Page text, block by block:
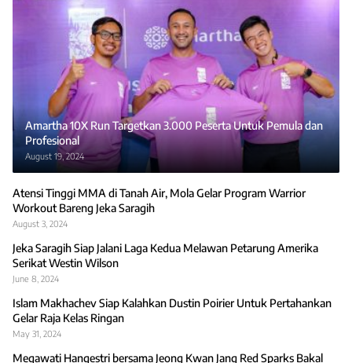
Amartha 10X Run Targetkan 3.000 Peserta Untuk Pemula dan
Profesional
August 19, 2024
Atensi Tinggi MMA di Tanah Air, Mola Gelar Program Warrior
Workout Bareng Jeka Saragih
August 3, 2024
Jeka Saragih Siap Jalani Laga Kedua Melawan Petarung Amerika
Serikat Westin Wilson
June 8, 2024
Islam Makhachev Siap Kalahkan Dustin Poirier Untuk Pertahankan
Gelar Raja Kelas Ringan
May 31, 2024
Megawati Hangestri bersama Jeong Kwan Jang Red Sparks Bakal